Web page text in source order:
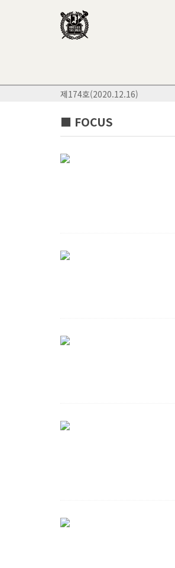
제174호(2020.12.16)
■ FOCUS